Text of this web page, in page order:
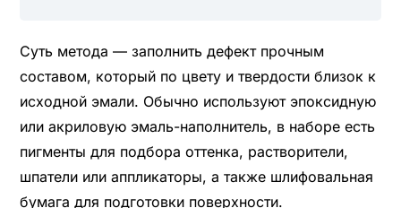
Суть метода — заполнить дефект прочным
составом, который по цвету и твердости близок к
исходной эмали. Обычно используют эпоксидную
или акриловую эмаль-наполнитель, в наборе есть
пигменты для подбора оттенка, растворители,
шпатели или аппликаторы, а также шлифовальная
бумага для подготовки поверхности.